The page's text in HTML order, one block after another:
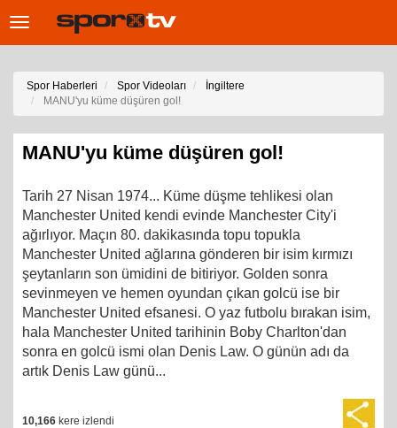
Toggle
Spor Haberleri Spor Videoları
İngiltere
MANU'yu küme düşüren gol!
MANU'yu küme düşüren gol!
Tarih 27 Nisan 1974... Küme düşme tehlikesi olan
Manchester United kendi evinde Manchester City'i
ağırlıyor. Maçın 80. dakikasında topu topukla
Manchester United ağlarına gönderen bir isim kırmızı
şeytanların son ümidini de bitiriyor. Golden sonra
sevinmeyen ve hemen oyundan çıkan golcü ise bir
Manchester United efsanesi. O yaz futbolu bırakan isim,
hala Manchester United tarihinin Boby Charlton'dan
sonra en golcü ismi olan Denis Law. O günün adı da
artık Denis Law günü...
10,166 kere izlendi